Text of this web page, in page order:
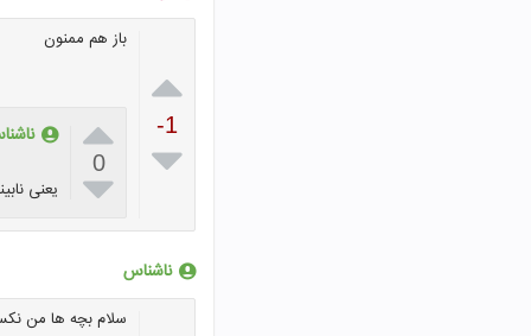

-1

باز هم ممنون

0
 یعنی
ناشناس
سلام بچه ها من